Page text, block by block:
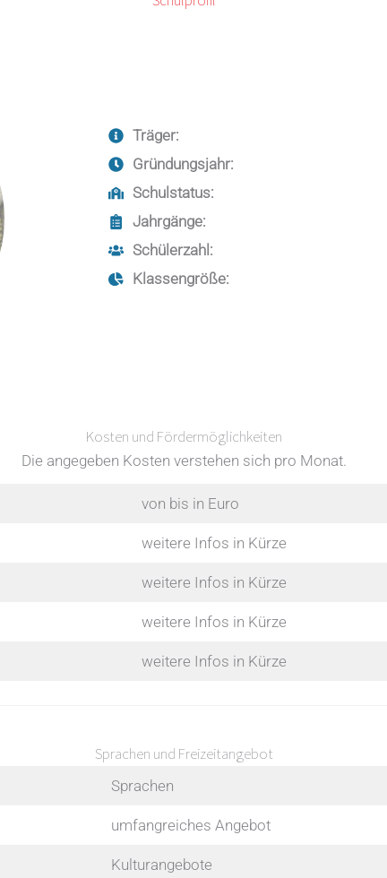
Träger:
Gründungsjahr:
Schulstatus:
Jahrgänge:
Schülerzahl:
Klassengröße:
Kosten und Fördermöglichkeiten
Die angegeben Kosten verstehen sich pro Monat.
von bis in Euro
weitere Infos in Kürze
weitere Infos in Kürze
weitere Infos in Kürze
weitere Infos in Kürze
Sprachen und Freizeitangebot
Sprachen
umfangreiches Angebot
Kulturangebote